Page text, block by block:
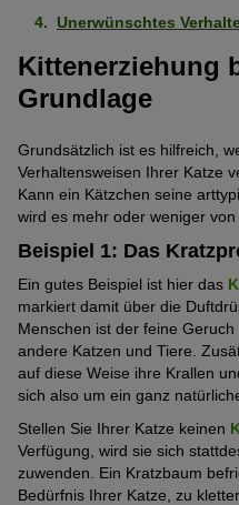
Unerwünschtes
Kittenerziehung
Grundlage
Grundsätzlich ist es hilfreich,
Verhaltensweisen Ihrer Katze
Kann ein Kätzchen seine
wird es mehr oder weniger von
Beispiel 1: Das
Ein gutes Beispiel ist hier das
markiert damit über die
Menschen ist der feine
andere Katzen und Tiere.
auf diese Weise ihre Krallen
sich also um ein ganz
Stellen Sie Ihrer Katze keinen
Verfügung, wird sie sich
zuwenden. Ein Kratzbaum
Bedürfnis Ihrer Katze, zu